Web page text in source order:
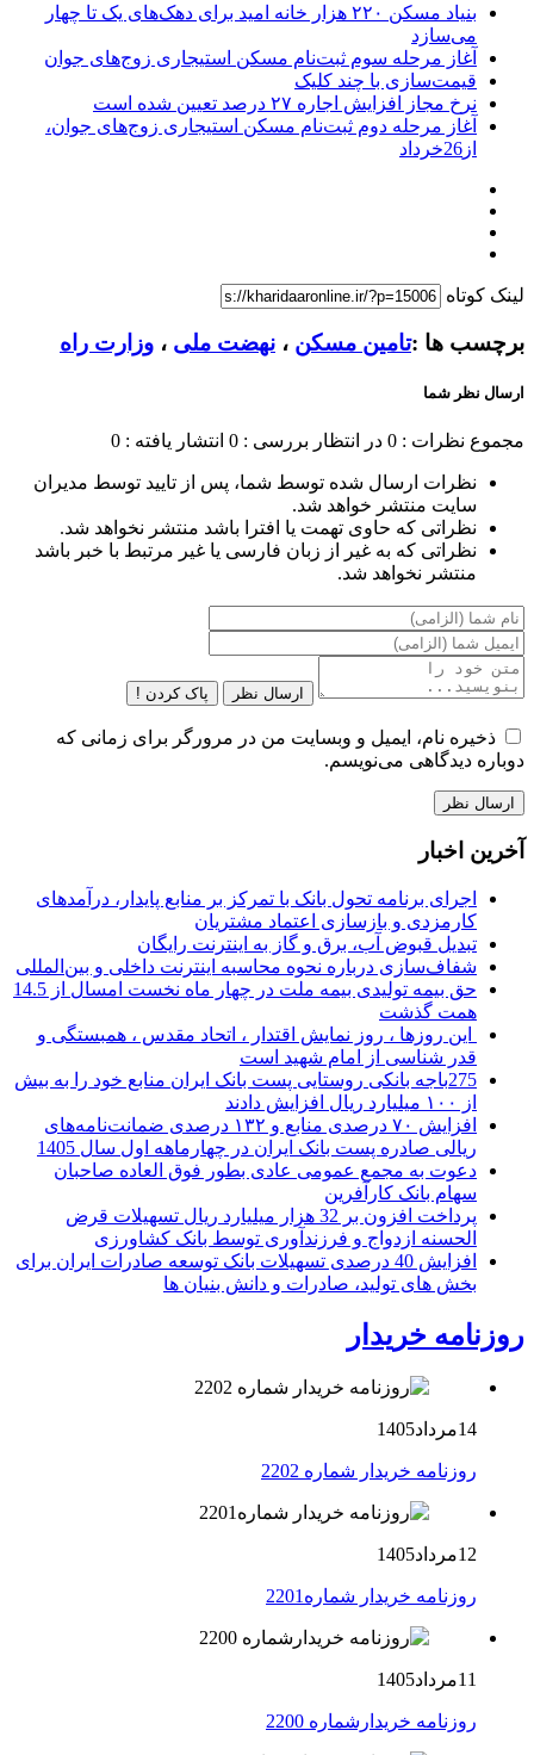
بنیاد مسکن ۲۲۰ هزار خانه امید برای دهک‌های یک تا چهار
می‌سازد
آغاز مرحله سوم ثبت‌نام مسکن استیجاری زوج‌های جوان
قیمت‌سازی با چند کلیک
نرخ مجاز افزایش اجاره ۲۷ درصد تعیین شده است
آغاز مرحله دوم ثبت‌نام مسکن استیجاری زوج‌های جوان،
از26خرداد
لینک کوتاه
برچسب ها :تامین مسکن ، نهضت ملی ، وزارت راه
ارسال نظر شما
مجموع نظرات : 0 در انتظار بررسی : 0 انتشار یافته : 0
نظرات ارسال شده توسط شما، پس از تایید توسط مدیران
سایت منتشر خواهد شد.
نظراتی که حاوی تهمت یا افترا باشد منتشر نخواهد شد.
نظراتی که به غیر از زبان فارسی یا غیر مرتبط با خبر باشد
منتشر نخواهد شد.
ارسال نظر پاک کردن !
ذخیره نام، ایمیل و وبسایت من در مرورگر برای زمانی که
دوباره دیدگاهی می‌نویسم.
آخرین اخبار
اجرای برنامه تحول بانک با تمرکز بر منابع پایدار، درآمدهای
کارمزدی و بازسازی اعتماد مشتریان
تبدیل قبوض آب، برق و گاز به اینترنت رایگان
شفاف‌سازی درباره نحوه محاسبه اینترنت داخلی و بین‌المللی
حق بیمه تولیدی بیمه ملت در چهار ماه نخست امسال از 14.5
همت گذشت
این روزها ، روز نمایش اقتدار ، اتحاد مقدس ، همبستگی و
قدر شناسی از امام شهید است
275باجه بانکی روستایی پست بانک ایران منابع خود را به بیش
از ۱۰۰ میلیارد ریال افزایش دادند
افزایش ۷۰ درصدی منابع و ۱۳۲ درصدی ضمانت‌نامه‌های
ریالی صادره پست بانک ایران در چهارماهه اول سال 1405
دعوت به مجمع عمومی عادی بطور فوق العاده صاحبان
سهام بانک کارآفرین
پرداخت افزون بر 32 هزار میلیارد ریال تسهیلات قرض
الحسنه ازدواج و فرزندآوری توسط بانک کشاورزی
افزایش 40 درصدی تسهیلات بانک توسعه صادرات ایران برای
بخش های تولید، صادرات و دانش بنیان ها
روزنامه خریدار
14مرداد1405
روزنامه خریدار شماره 2202
12مرداد1405
روزنامه خریدار شماره2201
11مرداد1405
روزنامه خریدارشماره 2200